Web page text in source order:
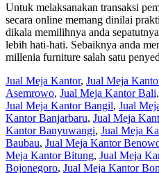
Untuk melaksanakan transaksi
secara online memang dinilai
dikala memilihnya anda
lebih hati-hati. Sebaiknya anda
millenia furniture salah satu
Jual Meja Kantor, Jual Meja
Asemrowo, Jual Meja Kantor Bali,
Jual Meja Kantor Bangil, Jual
Kantor Banjarbaru, Jual Meja
Kantor Banyuwangi, Jual Meja
Baubau, Jual Meja Kantor
Meja Kantor Bitung, Jual Meja
Bojonegoro, Jual Meja Kantor